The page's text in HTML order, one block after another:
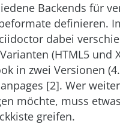
Backends für
definieren.
dabei
(HTML5 und
in zwei Versionen
[2]. Wer
möchte, muss
greifen.